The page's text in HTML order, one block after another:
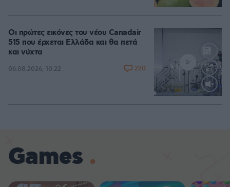
Loaded:
Οι πρώτες εικόνες του νέου Canadair
515 που έρχεται Ελλάδα και θα πετά
και νύχτα
06.08.2026, 10:22 220
Games